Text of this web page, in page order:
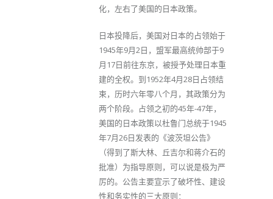
化，左右了美国的日本政策。
日本投降后，美国对日本的占领始于
1945年9月2日，盟军最高统帅部于9
月17日前往东京，被授予处理日本重
建的全权。到1952年4月28日占领结
束，历时六年零八个月，其政策分为
两个阶段。占领之初的45年-47年，
美国的日本政策以杜鲁门总统于1945
年7月26日发表的《波茨坦公告》
（得到了斯大林、丘吉尔和蒋介石的
批准）为指导原则，可以说是极为严
厉的。公告主要宣示了破坏性、建设
性和务实性的三大原则：